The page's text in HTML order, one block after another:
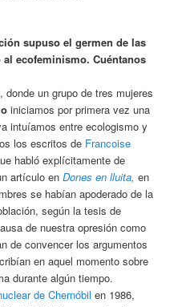
supuso el germen de las
ecofeminismo. Cuéntanos
donde un grupo de tres mujeres
iniciamos por primera vez una
intuíamos entre ecologismo y
los escritos de Francoise
habló explícitamente de
artículo enDones en lluita, en
se habían apoderado de la
según la tesis de
de nuestra opresión como
de convencer los argumentos
en aquel momento sobre
durante algún tiempo.
de Chernóbilen 1986,